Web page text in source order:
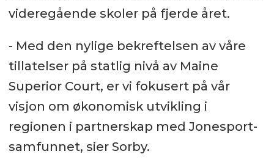
videregående skoler på fjerde året.
- Med den nylige bekreftelsen av våre
tillatelser på statlig nivå av Maine
Superior Court, er vi fokusert på vår
visjon om økonomisk utvikling i
regionen i partnerskap med Jonesport-
samfunnet, sier Sorby.